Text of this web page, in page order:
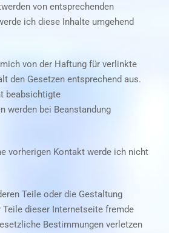
von entsprechenden
ich diese Inhalte umgehend
von der Haftung für verlinkte
den Gesetzen entsprechend aus.
beabsichtigte
werden bei Beanstandung
vorherigen Kontakt werde ich nicht
Teile oder die Gestaltung
Teile dieser Internetseite fremde
Bestimmungen verletzen